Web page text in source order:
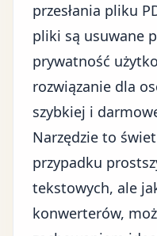
przesłania pliku
pliki są usuwane
prywatność
rozwiązanie dla
szybkiej i
Narzędzie to
przypadku
tekstowych, ale
konwerterów,